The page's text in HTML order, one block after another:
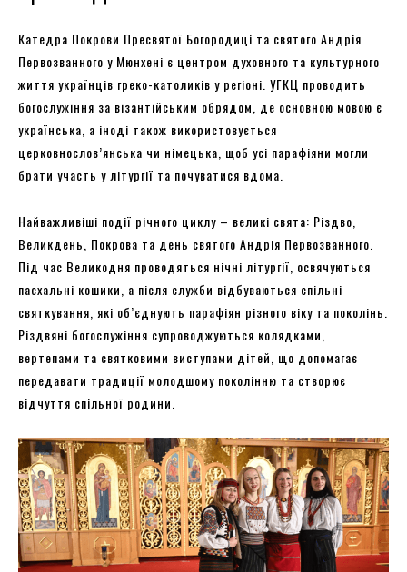
Катедра Покрови Пресвятої Богородиці та святого Андрія
Первозванного у Мюнхені є центром духовного та культурного
життя українців греко-католиків у регіоні. УГКЦ проводить
богослужіння за візантійським обрядом, де основною мовою є
українська, а іноді також використовується
церковнослов’янська чи німецька, щоб усі парафіяни могли
брати участь у літургії та почуватися вдома.
Найважливіші події річного циклу – великі свята: Різдво,
Великдень, Покрова та день святого Андрія Первозванного.
Під час Великодня проводяться нічні літургії, освячуються
пасхальні кошики, а після служби відбуваються спільні
святкування, які об’єднують парафіян різного віку та поколінь.
Різдвяні богослужіння супроводжуються колядками,
вертепами та святковими виступами дітей, що допомагає
передавати традиції молодшому поколінню та створює
відчуття спільної родини.